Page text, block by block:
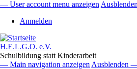
Direkt
Inhalt
User
menu
— User account menu anzeigen
Anmelden
H.E.L.G.O. e.V.
Schulbildung statt Kinderarbeit
— Main navigation anzeigen Ausblenden